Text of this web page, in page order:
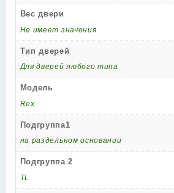
Вес двери
Не имеет значения
Тип дверей
Для дверей любого типа
Модель
Rex
Подгруппа1
на раздельном основании
Подгруппа 2
TL